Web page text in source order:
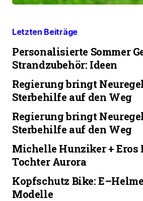
Letzten Beiträge
Personalisierte Sommer
Strandzubehör: Ideen
Regierung bringt
Sterbehilfe auf den Weg
Regierung bringt
Sterbehilfe auf den Weg
Michelle Hunziker + Eros
Tochter Aurora
Kopfschutz Bike:
Modelle